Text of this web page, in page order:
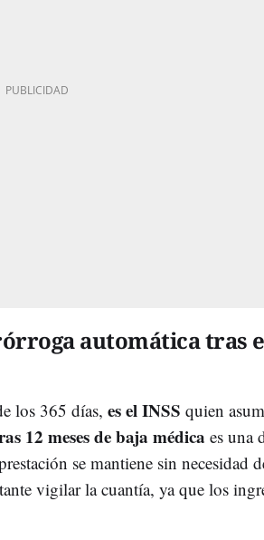
automática tras
los 365 días, es el INSS quien
12 meses de baja médica es una
se mantiene sin necesidad
vigilar la cuantía, ya que los